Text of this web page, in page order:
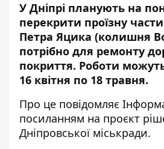
У Дніпрі планують на
перекрити проїзну
Петра Яцика (колишня
потрібно для ремонту
покриття. Роботи
16 квітня по 18 травня.
Про це повідомляє
посиланням на проєкт
Дніпровської міськради.